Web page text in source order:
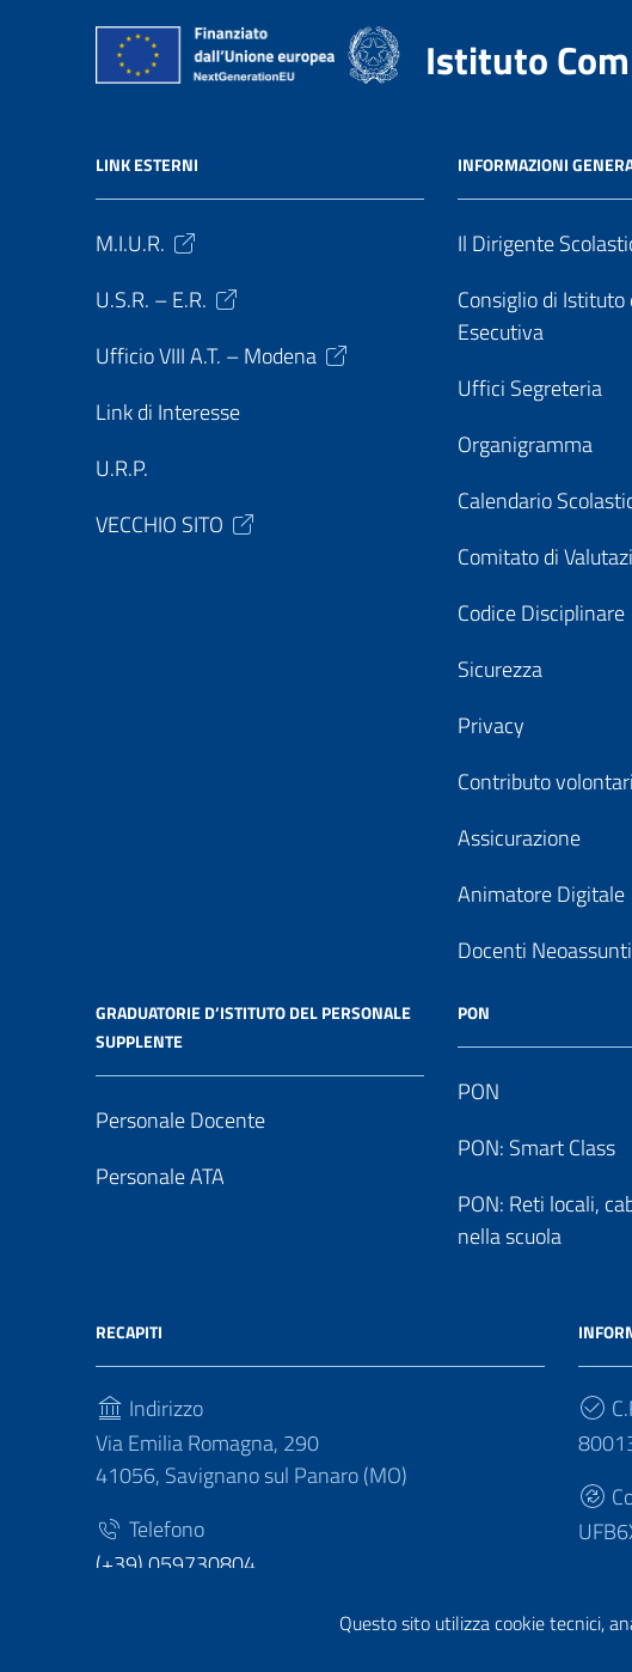
Questo sito utilizza cookie tecnici,
Istituto
LINK ESTERNI
M.I.U.R.
U.S.R. – E.R.
Ufficio VIII A.T. – Modena
Link di Interesse
U.R.P.
VECCHIO SITO
INFORMAZIONI
Il Dirigente
Consiglio di Istituto
Esecutiva
Uffici Segreteria
Organigramma
Calendario
Comitato di
Codice Disciplinare
Sicurezza
Privacy
Contributo
Assicurazione
Animatore Digitale
Docenti Neoassunti
GRADUATORIE D’ISTITUTO DEL PERSONALE
SUPPLENTE
Personale Docente
Personale ATA
PON
PON
PON: Smart Class
PON: Reti locali,
nella scuola
RECAPITI
Indirizzo
Via Emilia Romagna, 290
41056, Savignano sul Panaro (MO)
Telefono
(+39) 059730804